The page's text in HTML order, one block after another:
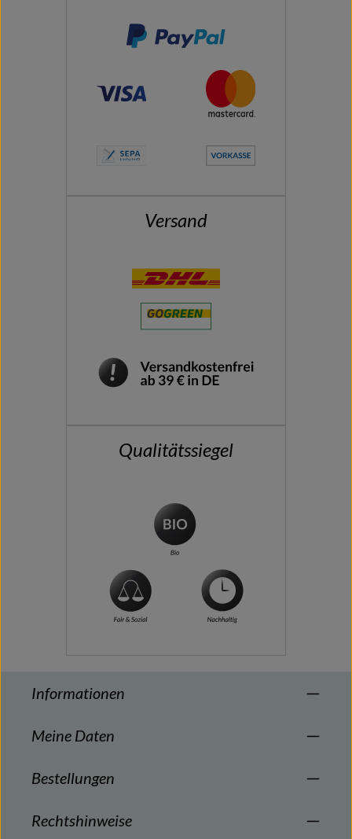
Versand
Qualitätssiegel
Informationen
Meine Daten
Bestellungen
Rechtshinweise